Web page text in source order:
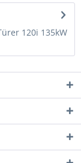
120i 135kW